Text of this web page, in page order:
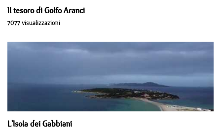
Il tesoro di Golfo Aranci
7077 visualizzazioni
L'Isola dei Gabbiani